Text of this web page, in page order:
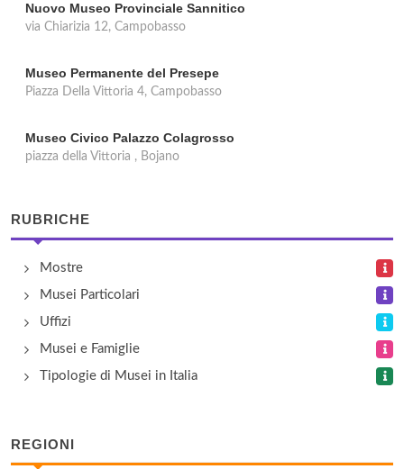
Nuovo Museo Provinciale Sannitico
via Chiarizia 12, Campobasso
Museo Permanente del Presepe
Piazza Della Vittoria 4, Campobasso
Museo Civico Palazzo Colagrosso
piazza della Vittoria , Bojano
RUBRICHE
Mostre
Musei Particolari
Uffizi
Musei e Famiglie
Tipologie di Musei in Italia
REGIONI